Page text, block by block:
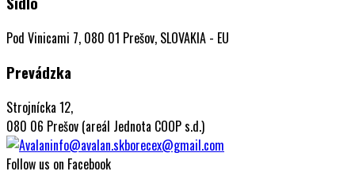
Pod Vinicami 7, 080 01 Prešov, SLOVAKIA - EU
Prevádzka
Strojnícka 12,
080 06 Prešov (areál Jednota COOP s.d.)
info@avalan.skborecex@gmail.com
Follow us on Facebook